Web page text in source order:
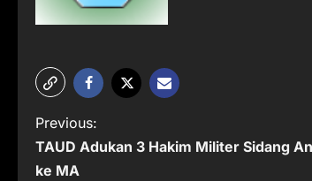
P
o
Previous:
TAUD Adukan 3 Hakim Militer Sidang
ke MA